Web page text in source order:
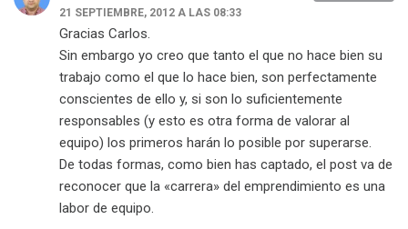
21 SEPTIEMBRE, 2012 A LAS 08:33
Gracias Carlos.
Sin embargo yo creo que tanto el que no hace bien su
trabajo como el que lo hace bien, son perfectamente
conscientes de ello y, si son lo suficientemente
responsables (y esto es otra forma de valorar al
equipo) los primeros harán lo posible por superarse.
De todas formas, como bien has captado, el post va de
reconocer que la «carrera» del emprendimiento es una
labor de equipo.